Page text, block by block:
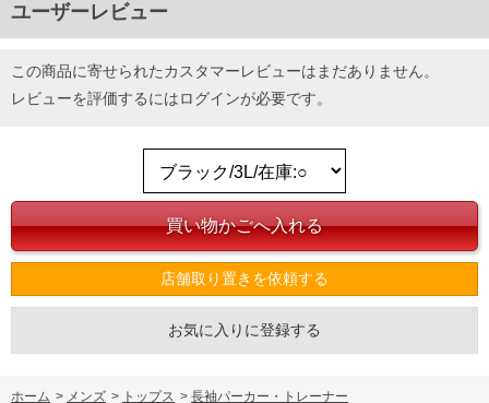
ユーザーレビュー
この商品に寄せられたカスタマーレビューはまだありません。
レビューを評価するにはログインが必要です。
店舗取り置きを依頼する
お気に入りに登録する
ホーム > メンズ > トップス > 長袖パーカー・トレーナー